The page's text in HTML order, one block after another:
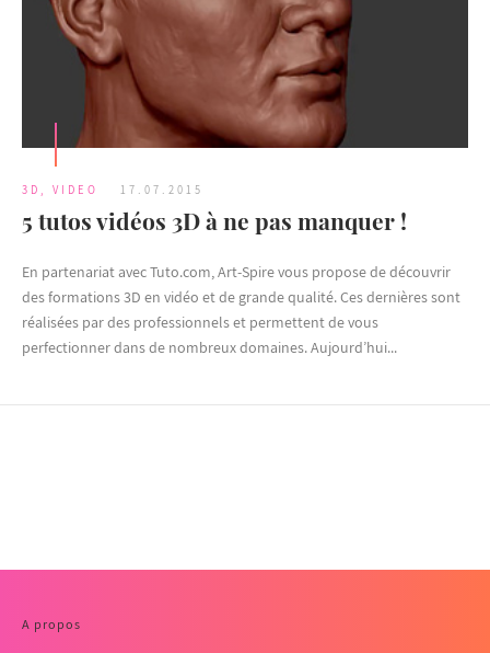
3D VIDEO 17.07.2015
5 tutos vidéos 3D à ne pas manquer !
En partenariat avec Tuto.com, Art-Spire vous propose de découvrir
des formations 3D en vidéo et de grande qualité. Ces dernières sont
réalisées par des professionnels et permettent de vous
perfectionner dans de nombreux domaines. Aujourd’hui...
A propos